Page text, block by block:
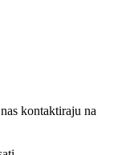
kontaktiraju na